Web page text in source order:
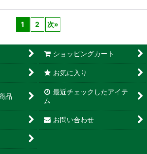
1 2 次»
ショッピングカート
お気に入り
品
最近チェックしたアイテ
ム
お問い合わせ